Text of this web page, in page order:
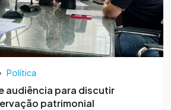
Política
audiência para discutir
patrimonial